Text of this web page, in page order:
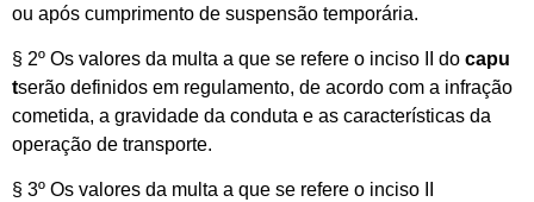
ou após cumprimento de suspensão temporária.
§ 2º Os valores da multa a que se refere o inciso II do capu
tserão definidos em regulamento, de acordo com a infração
cometida, a gravidade da conduta e as características da
operação de transporte.
§ 3º Os valores da multa a que se refere o inciso II